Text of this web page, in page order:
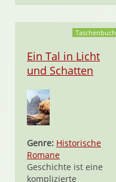
Taschenbuch
Ein Tal in Licht
und Schatten
Genre: Historische
Romane
Geschichte ist eine
komplizierte